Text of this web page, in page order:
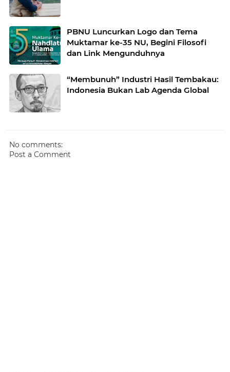
PBNU Luncurkan Logo dan Tema
Muktamar ke-35 NU, Begini Filosofi
dan Link Mengunduhnya
“Membunuh” Industri Hasil Tembakau:
Indonesia Bukan Lab Agenda Global
No comments:
Post a Comment